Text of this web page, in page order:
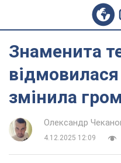
Знаменита
відмовилася
змінила
Олександр
4.12.2025 12:09